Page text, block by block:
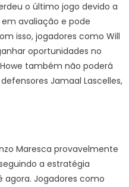
o último jogo devido a
avaliação e pode
isso, jogadores como Will
oportunidades no
também não poderá
Jamaal Lascelles,
Maresca provavelmente
a estratégia
agora. Jogadores como